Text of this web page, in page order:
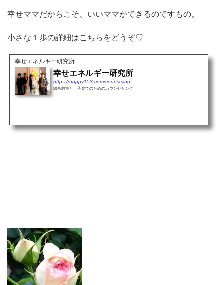
幸せママだからこそ、いいママができるのですもの。
小さな１歩の詳細はこちらをどうぞ♡
幸せエネルギー研究所
幸せエネルギー研究所
https://happy153.com/counseling
絵画教室と、子育てのためのカウンセリング